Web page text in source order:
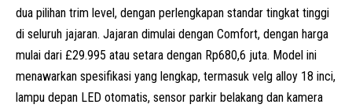
dua pilihan trim level, dengan perlengkapan standar tingkat tinggi
di seluruh jajaran. Jajaran dimulai dengan Comfort, dengan harga
mulai dari £29.995 atau setara dengan Rp680,6 juta. Model ini
menawarkan spesifikasi yang lengkap, termasuk velg alloy 18 inci,
lampu depan LED otomatis, sensor parkir belakang dan kamera